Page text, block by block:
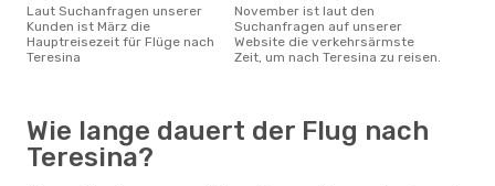
Laut Suchanfragen unserer
Kunden ist März die
Hauptreisezeit für Flüge nach
Teresina
November ist laut den
Suchanfragen auf unserer
Website die verkehrsärmste
Zeit, um nach Teresina zu reisen.
Wie lange dauert der Flug nach
Teresina?